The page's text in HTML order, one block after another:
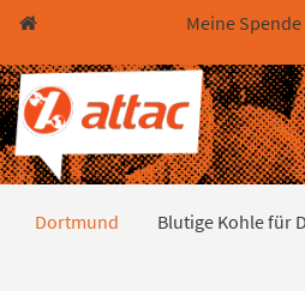
Direkt zum Hauptinhalt springen
Direkt zur Haupt-Navigation springen
Direkt zur Service-Navigation springen
Direkt zur Footer-Navigation springen
Direkt zum Footerinhalt springen
Meine Spende
Blutige Kohle für
Dortmund Blutige Kohle für